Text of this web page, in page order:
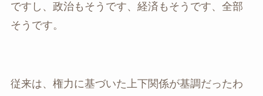
ですし、政治もそうです、経済もそうです、全部
そうです。
従来は、権力に基づいた上下関係が基調だったわ